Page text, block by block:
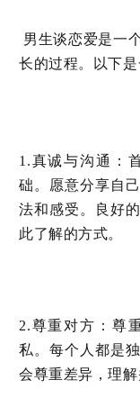
男生谈恋爱是一
长的过程。以下
1.真诚与沟通
：
础。愿意分享自
法和感受。良好
此了解的方式。
2.尊重对方 ：尊
私。每个人都是
会尊重差异，理解